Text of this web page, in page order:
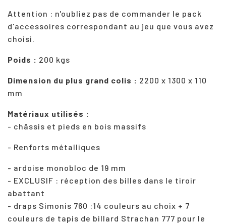
Attention : n'oubliez pas de commander le pack
d'accessoires correspondant au jeu que vous avez
choisi.
Poids : 200 kgs
Dimension du plus grand colis : 2200 x 1300 x 110
mm
Matériaux utilisés :
- châssis et pieds en bois massifs
- Renforts métalliques
- ardoise monobloc de 19 mm
- EXCLUSIF : réception des billes dans le tiroir
abattant
- draps Simonis 760 :14 couleurs au choix + 7
couleurs de tapis de billard Strachan 777 pour le